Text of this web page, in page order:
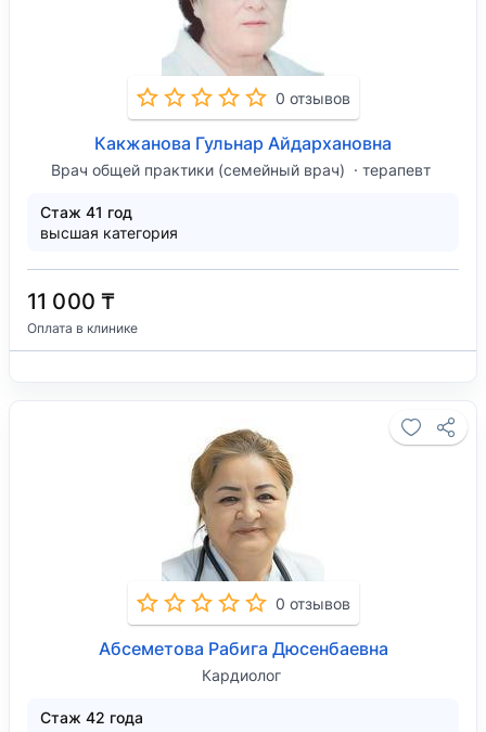
0 отзывов
Какжанова Гульнар Айдархановна
Врач общей практики (семейный врач) терапевт
Стаж 41 год
высшая категория
11 000 ₸
Оплата в клинике
0 отзывов
Абсеметова Рабига Дюсенбаевна
Кардиолог
Стаж 42 года